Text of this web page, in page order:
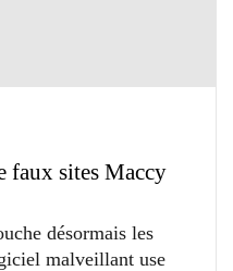
faux sites Maccy
désormais les
malveillant use